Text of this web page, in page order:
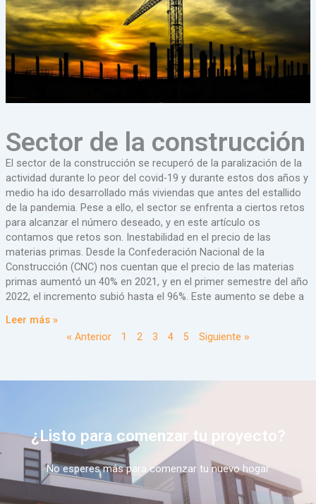
Sector de la construcción
El sector de la construcción se recuperó de la paralización de la
actividad durante lo peor del covid-19 y durante estos dos años y
medio ha ido desarrollado más viviendas que antes del estallido
de la pandemia. Pese a ello, el sector se enfrenta a ciertos retos
para alcanzar el número deseado, y en este artículo os
contamos que retos son. Inestabilidad en el precio de las
materias primas. Desde la Confederación Nacional de la
Construcción (CNC) nos cuentan que el precio de las materias
primas aumentó un 40% en 2021, y en el primer semestre del año
2022, el incremento subió hasta el 96%. Este aumento se debe a
Leer más »
« Anterior
1 2 3 4 5 Siguiente »
¿Listo para comenzar tu proyecto?
No esperes más para comenzar tu nuevo hogar